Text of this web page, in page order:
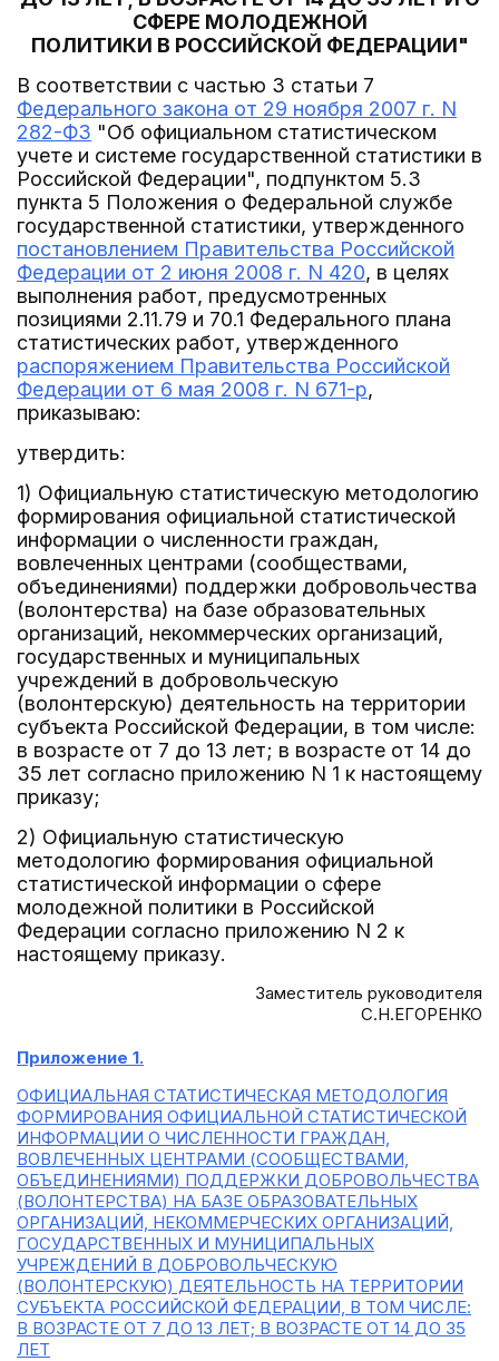
СФЕРЕ МОЛОДЕЖНОЙ
ПОЛИТИКИ В РОССИЙСКОЙ ФЕДЕРАЦИИ"
В соответствии с частью 3 статьи 7
Федерального закона от 29 ноября 2007 г. N
282-ФЗ "Об официальном статистическом
учете и системе государственной статистики в
Российской Федерации", подпунктом 5.3
пункта 5 Положения о Федеральной службе
государственной статистики, утвержденного
постановлением Правительства Российской
Федерации от 2 июня 2008 г. N 420, в целях
выполнения работ, предусмотренных
позициями 2.11.79 и 70.1 Федерального плана
статистических работ, утвержденного
распоряжением Правительства Российской
Федерации от 6 мая 2008 г. N 671-р,
приказываю:
утвердить:
1) Официальную статистическую методологию
формирования официальной статистической
информации о численности граждан,
вовлеченных центрами (сообществами,
объединениями) поддержки добровольчества
(волонтерства) на базе образовательных
организаций, некоммерческих организаций,
государственных и муниципальных
учреждений в добровольческую
(волонтерскую) деятельность на территории
субъекта Российской Федерации, в том числе:
в возрасте от 7 до 13 лет; в возрасте от 14 до
35 лет согласно приложению N 1 к настоящему
приказу;
2) Официальную статистическую
методологию формирования официальной
статистической информации о сфере
молодежной политики в Российской
Федерации согласно приложению N 2 к
настоящему приказу.
Заместитель руководителя
С.Н.ЕГОРЕНКО
Приложение 1.
ОФИЦИАЛЬНАЯ СТАТИСТИЧЕСКАЯ МЕТОДОЛОГИЯ
ФОРМИРОВАНИЯ ОФИЦИАЛЬНОЙ СТАТИСТИЧЕСКОЙ
ИНФОРМАЦИИ О ЧИСЛЕННОСТИ ГРАЖДАН,
ВОВЛЕЧЕННЫХ ЦЕНТРАМИ (СООБЩЕСТВАМИ,
ОБЪЕДИНЕНИЯМИ) ПОДДЕРЖКИ ДОБРОВОЛЬЧЕСТВА
(ВОЛОНТЕРСТВА) НА БАЗЕ ОБРАЗОВАТЕЛЬНЫХ
ОРГАНИЗАЦИЙ, НЕКОММЕРЧЕСКИХ ОРГАНИЗАЦИЙ,
ГОСУДАРСТВЕННЫХ И МУНИЦИПАЛЬНЫХ
УЧРЕЖДЕНИЙ В ДОБРОВОЛЬЧЕСКУЮ
(ВОЛОНТЕРСКУЮ) ДЕЯТЕЛЬНОСТЬ НА ТЕРРИТОРИИ
СУБЪЕКТА РОССИЙСКОЙ ФЕДЕРАЦИИ, В ТОМ ЧИСЛЕ:
В ВОЗРАСТЕ ОТ 7 ДО 13 ЛЕТ; В ВОЗРАСТЕ ОТ 14 ДО 35
ЛЕТ